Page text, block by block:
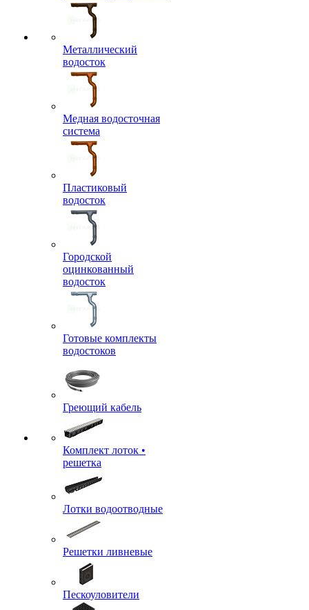
Металлический
водосток
Медная водосточная
система
Пластиковый
водосток
Городской
оцинкованный
водосток
Готовые комплекты
водостоков
Греющий кабель
Комплект лоток •
решетка
Лотки водоотводные
Решетки ливневые
Пескоуловители